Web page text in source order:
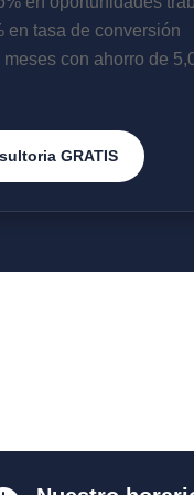
en tasa de conversión
meses con ahorro de
GRATIS